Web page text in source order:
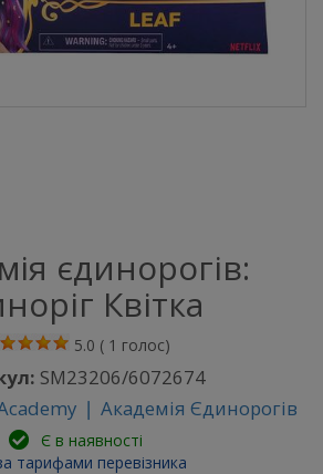
єдинорогів:
Квітка
5.0 ( 1 голос)
SM23206/6072674
❘ Академія Єдинорогів
Є в наявності
тарифами перевізника